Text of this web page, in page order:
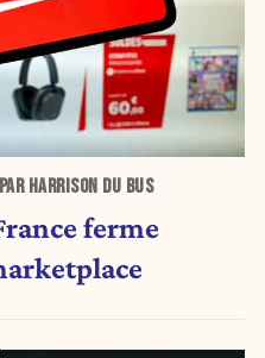
HARRISON DU BUS
ferme